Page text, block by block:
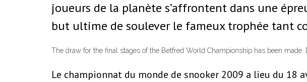
joueurs de la planète s’affrontent dans une
but ultime de soulever le fameux trophée tant
The draw for the final stages of the Betfred World Championship has been
Le championnat du monde de snooker 2009 a lieu du 18